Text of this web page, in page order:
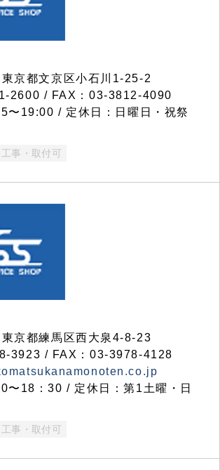
京都文京区小石川1-25-2
2600 / FAX：03-3812-4090
〜19:00 / 定休日：日曜日・祝祭
工事・取付可
京都練馬区西大泉4-8-23
3923 / FAX：03-3978-4128
〜18：30 / 定休日：第1土曜・日
工事・取付可